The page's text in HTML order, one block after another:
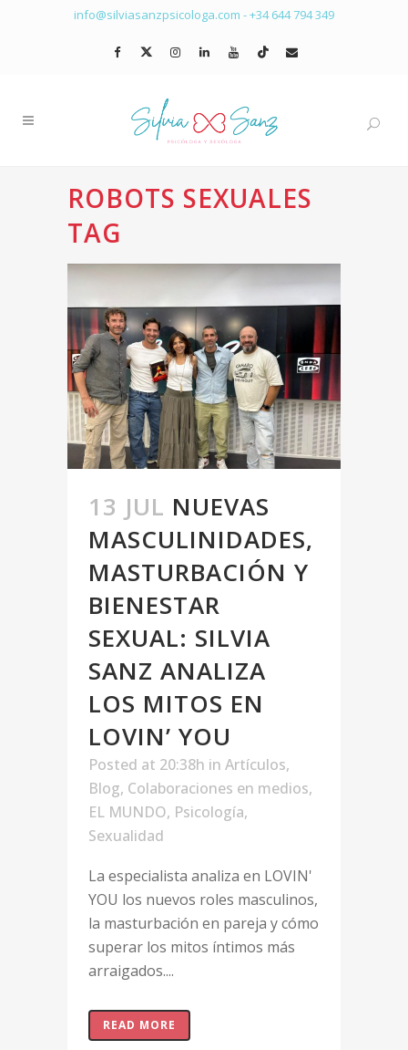
info@silviasanzpsicologa.com -+34 644 794 349
ROBOTS SEXUALES
TAG
13 JUL NUEVAS
MASCULINIDADES,
MASTURBACIÓN Y
BIENESTAR
SEXUAL: SILVIA
SANZ ANALIZA
LOS MITOS EN
LOVIN’ YOU
Posted at 20:38h in Artículos,
Blog, Colaboraciones en medios,
EL MUNDO, Psicología,
Sexualidad
La especialista analiza en LOVIN'
YOU los nuevos roles masculinos,
la masturbación en pareja y cómo
superar los mitos íntimos más
arraigados....
READ MORE